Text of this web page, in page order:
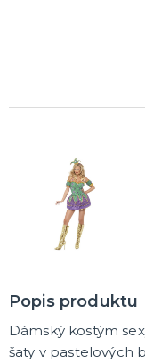
Popis produktu
Dámský kostým
šaty v pastelových